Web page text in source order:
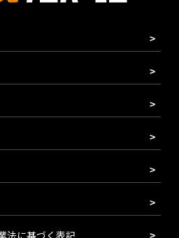
法に基づく表記